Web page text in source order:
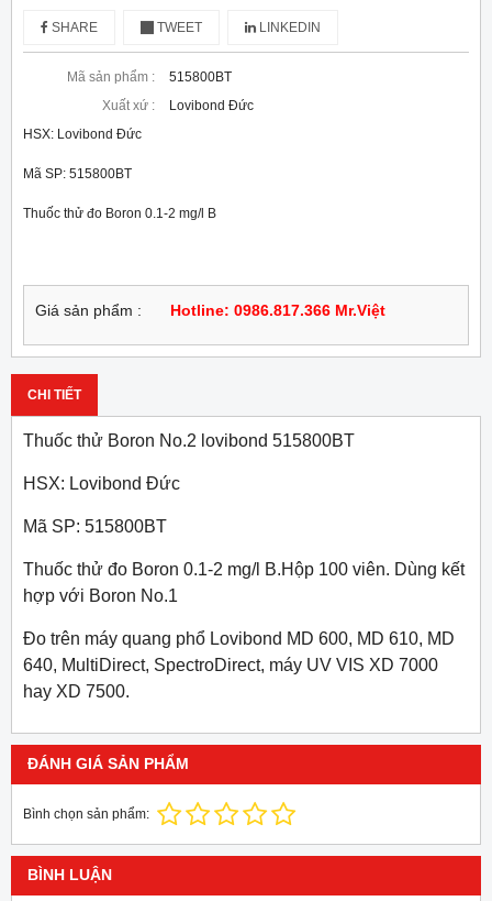
SHARE TWEET LINKEDIN
Mã sản phẩm :
515800BT
Xuất xứ :
Lovibond Đức
HSX: Lovibond Đức
Mã SP: 515800BT
Thuốc thử đo Boron 0.1-2 mg/l B
Giá sản phẩm : Hotline: 0986.817.366 Mr.Việt
CHI TIẾT
Thuốc thử Boron No.2 lovibond 515800BT
HSX: Lovibond Đức
Mã SP: 515800BT
Thuốc thử đo Boron 0.1-2 mg/l B.Hộp 100 viên. Dùng kết
hợp với Boron No.1
Đo trên máy quang phổ Lovibond MD 600, MD 610, MD
640, MultiDirect, SpectroDirect, máy UV VIS XD 7000
hay XD 7500.
ĐÁNH GIÁ SẢN PHẨM
Bình chọn sản phẩm:
BÌNH LUẬN